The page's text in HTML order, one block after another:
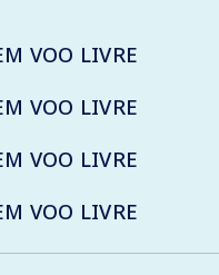
VOO LIVRE
VOO LIVRE
VOO LIVRE
VOO LIVRE